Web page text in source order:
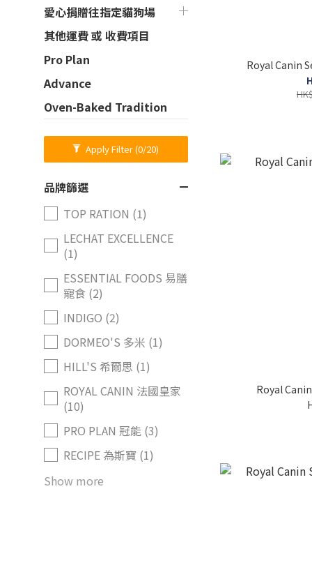
愛心捐贈往指定貓狗場
其他運費 或 收費項目
Pro Plan
Advance
Oven-Baked Tradition
Apply Filter(0/20)
品牌篩選
TOP RATION (1)
LECHAT EXCELLENCE
(1)
ESSENTIAL FOODS 易膳
寵食 (2)
INDIGO (2)
DORMEO'S 多米 (1)
HILL'S 希爾思 (1)
ROYAL CANIN 法國皇家
(10)
PRO PLAN 冠能 (3)
RECIPE 為斯寶 (1)
Show more
Royal Canin
Royal